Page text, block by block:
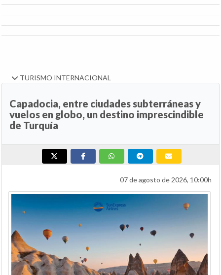
TURISMO INTERNACIONAL
Capadocia, entre ciudades subterráneas y
vuelos en globo, un destino imprescindible
de Turquía
07 de agosto de 2026, 10:00h